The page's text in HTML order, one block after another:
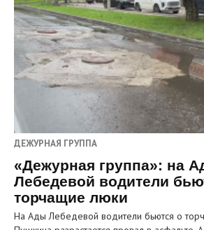
ДЕЖУРНАЯ ГРУППА
«Дежурная группа»: на
Лебедевой водители
торчащие люки
На Ады Лебедевой водители бьются о